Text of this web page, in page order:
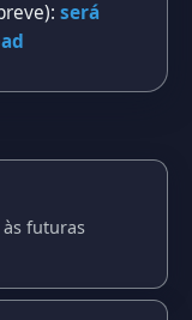
será
às futuras